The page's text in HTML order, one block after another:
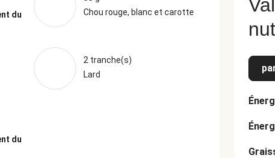
du
Chou rouge, blanc et carotte
2 tranche(s)
Lard
du